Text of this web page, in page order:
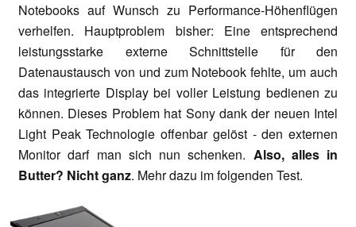
Notebooks auf Wunsch zu Performance-Höhenflügen
verhelfen. Hauptproblem bisher: Eine entsprechend
leistungsstarke externe Schnittstelle für den
Datenaustausch von und zum Notebook fehlte, um auch
das integrierte Display bei voller Leistung bedienen zu
können. Dieses Problem hat Sony dank der neuen Intel
Light Peak Technologie offenbar gelöst - den externen
Monitor darf man sich nun schenken. Also, alles in
Butter? Nicht ganz. Mehr dazu im folgenden Test.